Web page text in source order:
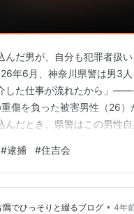
んだ男が、自分も犯罪者扱
年6月、神奈川県警は男3人
した仕事が流れたから」——
傷を負った被害男性（26）
んだとき、県警はこの男性
被害者が同時に犯罪者候補に
件は、そのことを示してい
時間、トランクに閉じ込め
けで、なぜ拉致になるのか
#逮捕 #住吉会
隅でひっそりと綴るブログ • 4年